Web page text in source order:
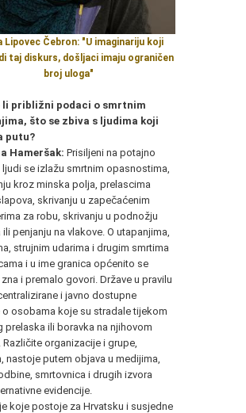
Lipovec Čebron: "U imaginariju koji
taj diskurs, došljaci imaju ograničen
broj uloga"
li približni podaci o smrtnim
što se zbiva s ljudima koji
putu?
Hameršak: Prisiljeni na potajno
ljudi se izlažu smrtnim opasnostima,
kroz minska polja, prelascima
skrivanju u zapečaćenim
za robu, skrivanju u podnožju
penjanju na vlakove. O utapanjima,
strujnim udarima i drugim smrtima
i u ime granica općenito se
i premalo govori. Države u pravilu
i javno dostupne
osobama koje su stradale tijekom
prelaska ili boravka na njihovom
Različite organizacije i grupe,
nastoje putem objava u medijima,
smrtovnica i drugih izvora
evidencije.
koje postoje za Hrvatsku i susjedne